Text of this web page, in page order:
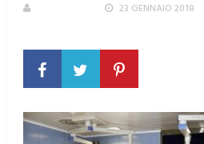
23 GENNAIO 2018